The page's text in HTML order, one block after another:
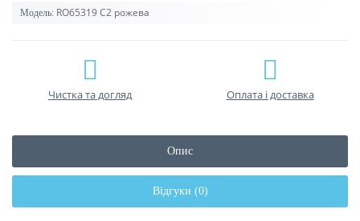
Модель: RO65319 C2 рожева
Чистка та догляд Оплата і доставка
Опис
Відгуки (0)